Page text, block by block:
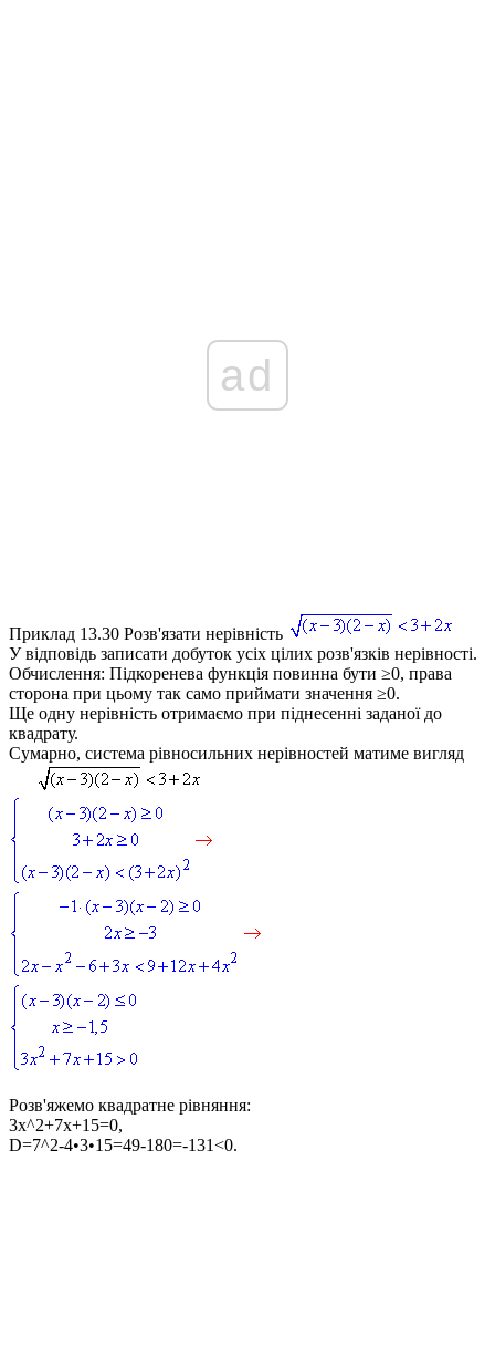
ad
Приклад 13.30 Розв'язати нерівність
У відповідь записати добуток усіх цілих розв'язків нерівності.
Обчислення: Підкоренева функція повинна бути ≥0, права
сторона при цьому так само приймати значення ≥0.
Ще одну нерівність отримаємо при піднесенні заданої до
квадрату.
Сумарно, система рівносильних нерівностей матиме вигляд
Розв'яжемо квадратне рівняння:
3x^2+7x+15=0,
D=7^2-4•3•15=49-180=-131<0.